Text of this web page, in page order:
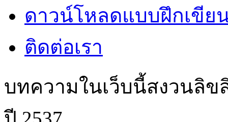
ดาวน์โหลดแบบฝึกเขีย
ติดต่อเรา
บทความในเว็บนี้สงวนลิ